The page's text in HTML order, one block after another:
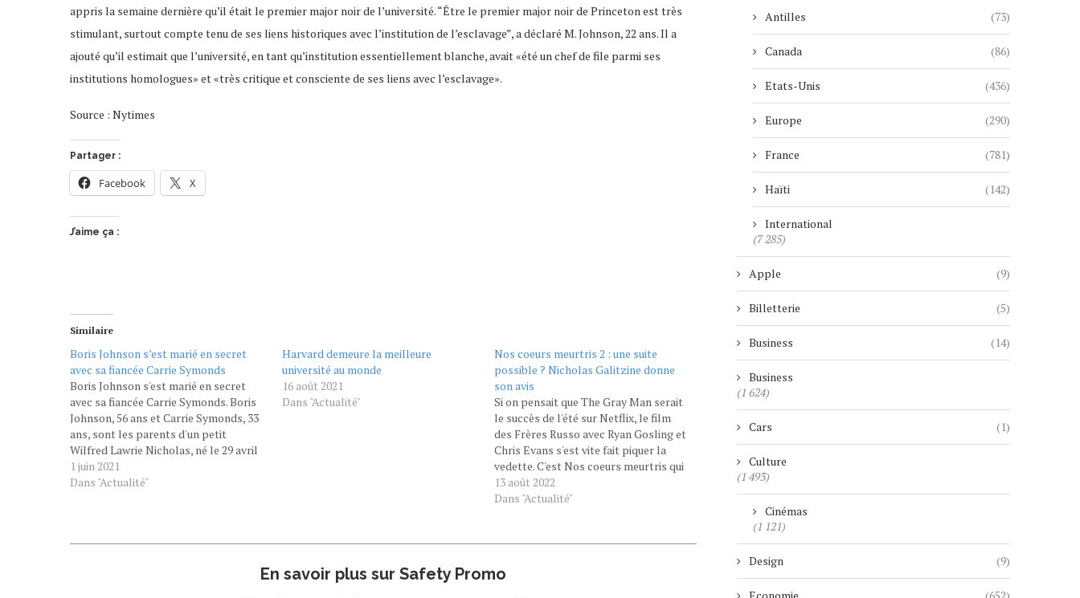
appris la semaine dernière qu’il était le premier major noir de l’université. “Être le premier major noir de Princeton est très
stimulant, surtout compte tenu de ses liens historiques avec l’institution de l’esclavage”, a déclaré M. Johnson, 22 ans. Il a
ajouté qu’il estimait que l’université, en tant qu’institution essentiellement blanche, avait «été un chef de file parmi ses
institutions homologues» et «très critique et consciente de ses liens avec l’esclavage».
Source : Nytimes
Partager :
Facebook X
J’aime ça :
Similaire
Boris Johnson s’est marié en secret
avec sa fiancée Carrie Symonds
Boris Johnson s'est marié en secret
avec sa fiancée Carrie Symonds. Boris
Johnson, 56 ans et Carrie Symonds, 33
ans, sont les parents d'un petit
Wilfred Lawrie Nicholas, né le 29 avril
2020. − AFP LOVE - Le Premier ministre
britannique a épousé ce samedi 29 mai
1 juin 2021
Dans "Actualité"
Harvard demeure la meilleure
université au monde
16 août 2021
Dans "Actualité"
Nos coeurs meurtris 2 : une suite
possible ? Nicholas Galitzine donne
son avis
Si on pensait que The Gray Man serait
le succès de l'été sur Netflix, le film
des Frères Russo avec Ryan Gosling et
Chris Evans s'est vite fait piquer la
vedette. C'est Nos coeurs meurtris qui
lui a volé la place tout en haut du top
des films les plus vus sur la
13 août 2022
Dans "Actualité"
En savoir plus sur Safety Promo
Antilles (73)
Canada (86)
Etats-Unis (436)
Europe (290)
France (781)
Haïti (142)
International
(7 285)
Apple (9)
Billetterie (5)
Business (14)
Business
(1 624)
Cars (1)
Culture
(1 493)
Cinémas
(1 121)
Design (9)